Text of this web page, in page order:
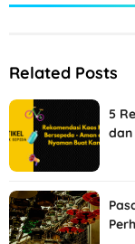
Related Posts
5
dan